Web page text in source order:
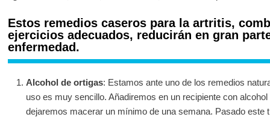
Estos remedios caseros para la artritis,
ejercicios adecuados, reducirán en gran
enfermedad.
Alcohol de ortigas: Estamos ante uno de los remedios
uso es muy sencillo. Añadiremos en un recipiente con
dejaremos macerar un mínimo de una semana. Pasado este